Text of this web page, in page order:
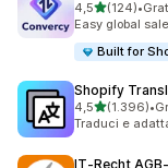
4,5stelle su 5
(124)
124 recensioni
•
Easy global
Built for
Shopify
4,5stelle su 5
(1.396)
1396 recensioni
•
Traduci e
IT‑Recht